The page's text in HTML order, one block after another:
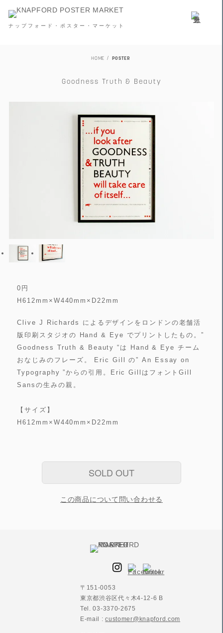
ナップフォード・ポスター・マーケット
HOME POSTER
Goodness Truth & Beauty
0 円
H612mm×W440mm×D22mm
Clive J Richards によるデザインをロンドンの老舗活
版印刷スタジオの Hand & Eye でプリントしたもの。”
Goodness Truth & Beauty “は Hand & Eye チーム
おなじみのフレーズ。 Eric Gill の” An Essay on
Typography ”からの引用。Eric GillはフォントGill
Sansの生みの親。
【サイズ】
H612mm×W440mm×D22mm
SOLD OUT
この商品について問い合わせる
〒151-0053
東京都渋谷区代々木4-12-6 B
Tel. 03-3370-2675
E-mail :customer@knapford.com